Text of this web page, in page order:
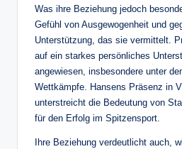
Was ihre Beziehung jedoch
Gefühl von Ausgewogenheit und
Unterstützung, das sie vermittelt.
auf ein starkes persönliches
angewiesen, insbesondere unter
Wettkämpfe. Hansens Präsenz in
unterstreicht die Bedeutung von
für den Erfolg im Spitzensport.
Ihre Beziehung verdeutlicht auch,